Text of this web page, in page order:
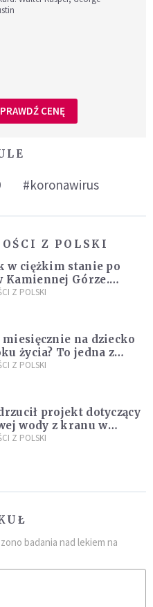
CENĘ
#koronawirus
Z POLSKI
w ciężkim stanie po
Kamiennej Górze.
dwóch
Z POLSKI
miesięcznie na dziecko
życia? To jedna z
programu "Rozwój
Z POLSKI
projekt dotyczący
wody z kranu w
Z POLSKI
badania nad lekiem na